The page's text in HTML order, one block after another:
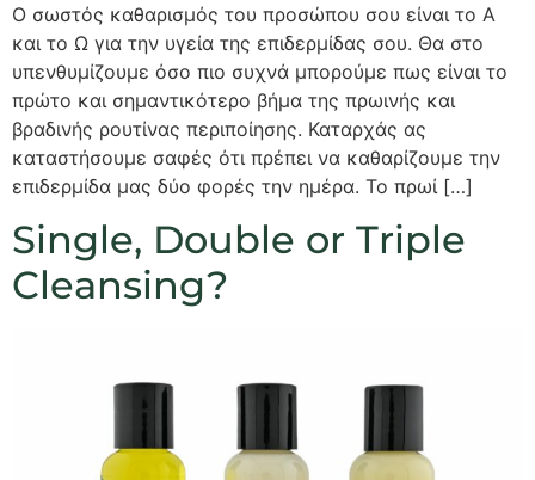
Ο σωστός καθαρισμός του προσώπου σου είναι το Α
και το Ω για την υγεία της επιδερμίδας σου. Θα στο
υπενθυμίζουμε όσο πιο συχνά μπορούμε πως είναι το
πρώτο και σημαντικότερο βήμα της πρωινής και
βραδινής ρουτίνας περιποίησης. Καταρχάς ας
καταστήσουμε σαφές ότι πρέπει να καθαρίζουμε την
επιδερμίδα μας δύο φορές την ημέρα. Το πρωί […]
Single, Double or Triple
Cleansing?